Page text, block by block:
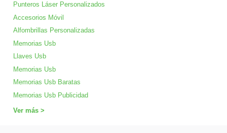
Punteros Láser Personalizados
Accesorios Móvil
Alfombrillas Personalizadas
Memorias Usb
Llaves Usb
Memorias Usb
Memorias Usb Baratas
Memorias Usb Publicidad
Ver más >